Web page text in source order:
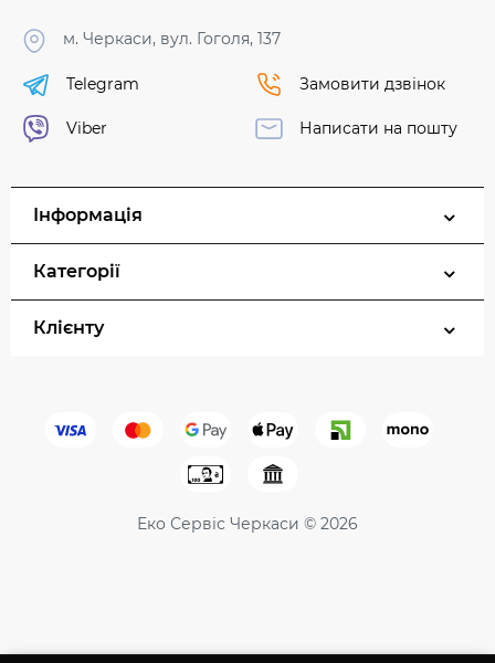
м. Черкаси, вул. Гоголя, 137
Telegram
Viber
Замовити дзвінок
Написати на пошту
Інформація
Категорії
Клієнту
Еко Сервіс Черкаси © 2026